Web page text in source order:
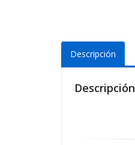
Descripción
Descripción